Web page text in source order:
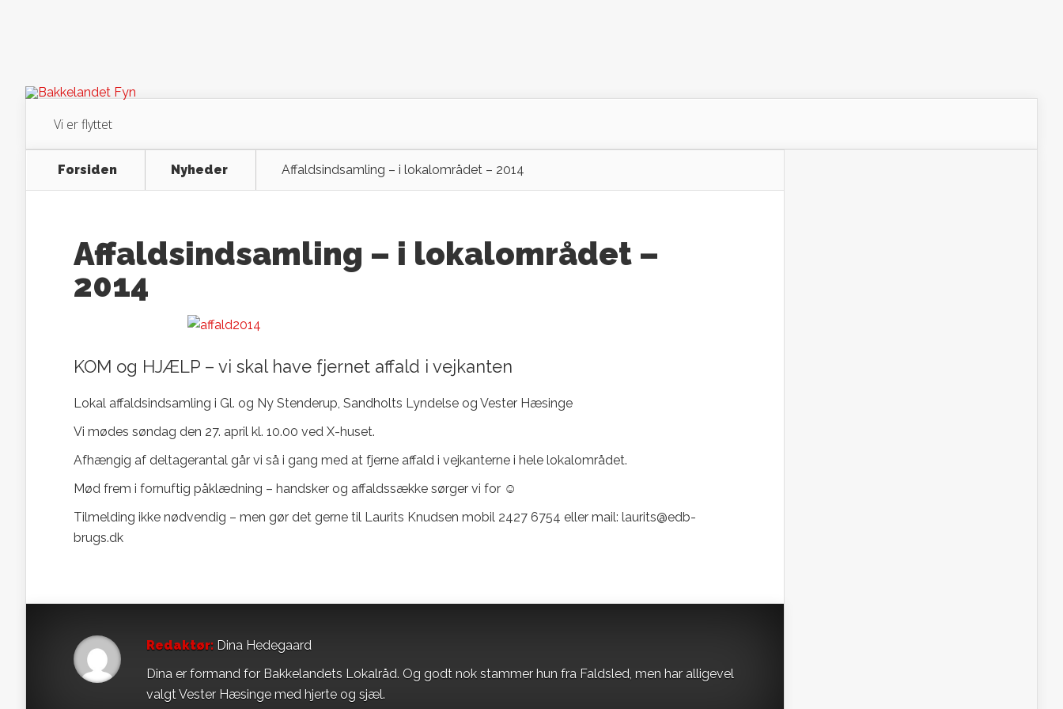
Vi er flyttet
Forsiden Nyheder Affaldsindsamling – i lokalområdet – 2014
Affaldsindsamling – i lokalområdet –
2014
KOM og HJÆLP – vi skal have fjernet affald i vejkanten
Lokal affaldsindsamling i Gl. og Ny Stenderup, Sandholts Lyndelse og Vester Hæsinge
Vi mødes søndag den 27. april kl. 10.00 ved X-huset.
Afhængig af deltagerantal går vi så i gang med at fjerne affald i vejkanterne i hele lokalområdet.
Mød frem i fornuftig påklædning – handsker og affaldssække sørger vi for ☺
Tilmelding ikke nødvendig – men gør det gerne til Laurits Knudsen mobil 2427 6754 eller mail: laurits@edb-
brugs.dk
Redaktør: Dina Hedegaard
Dina er formand for Bakkelandets Lokalråd. Og godt nok stammer hun fra Faldsled, men har alligevel
valgt Vester Hæsinge med hjerte og sjæl.